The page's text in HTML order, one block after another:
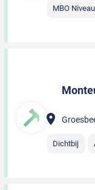
MBO Niveau
Dichtbij